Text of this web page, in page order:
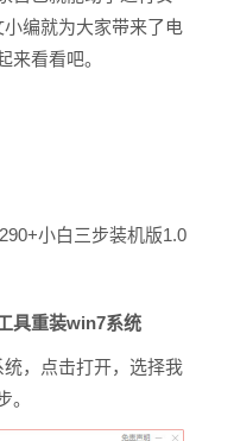
编就为大家带来了电
来看看吧。
小白三步装机版1.0
具重装win7系统
，点击打开，选择我